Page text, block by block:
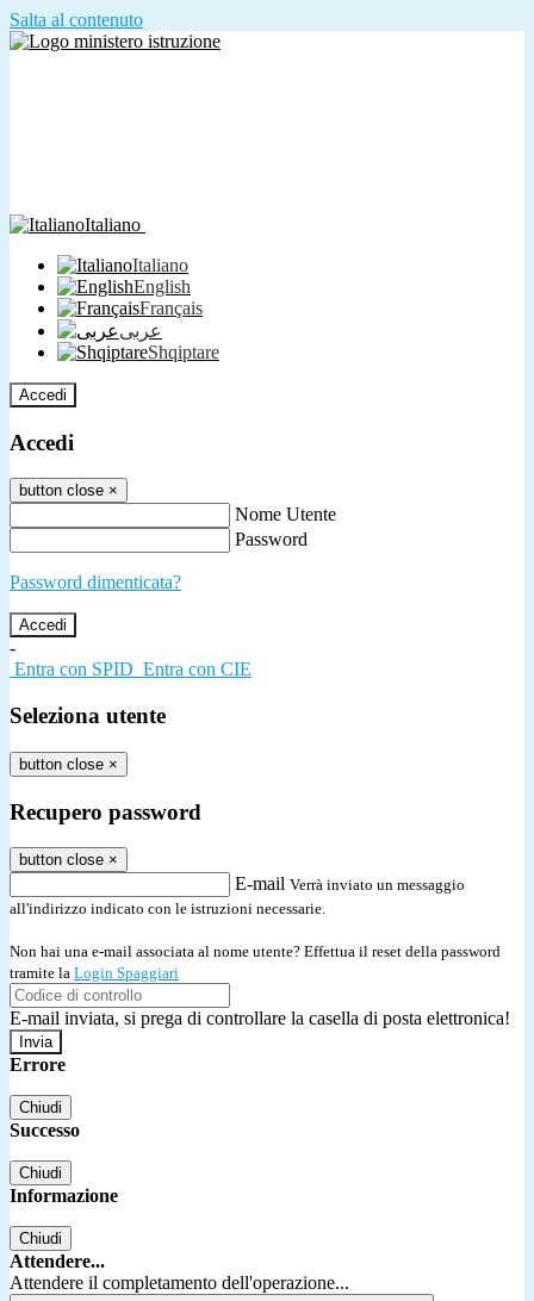
Salta al contenuto
Italiano
Italiano
English
Français
عربى
Shqiptare
Accedi
Accedi
button close ×
Nome Utente
Password
Password dimenticata?
-
Entra con SPID Entra con CIE
Seleziona utente
button close ×
Recupero password
button close ×
E-mail Verrà inviato un messaggio
all'indirizzo indicato con le istruzioni necessarie.
Non hai una e-mail associata al nome utente? Effettua il reset della password
tramite la Login Spaggiari
E-mail inviata, si prega di controllare la casella di posta elettronica!
Errore
Chiudi
Successo
Chiudi
Informazione
Chiudi
Attendere...
Attendere il completamento dell'operazione...